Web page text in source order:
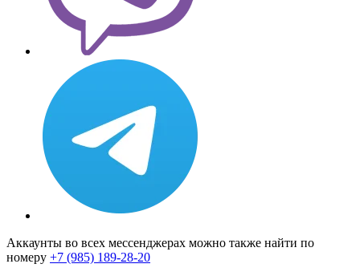
Аккаунты во всех мессенджерах можно также найти по
номеру +7 (985) 189-28-20